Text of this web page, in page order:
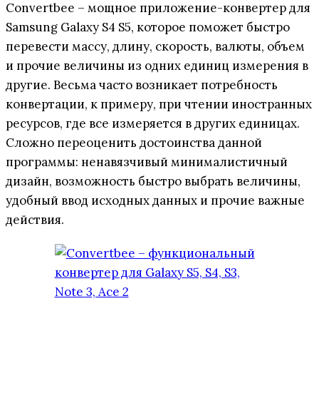
Convertbee – мощное приложение-конвертер для
Samsung Galaxy S4 S5, которое поможет быстро
перевести массу, длину, скорость, валюты, объем
и прочие величины из одних единиц измерения в
другие. Весьма часто возникает потребность
конвертации, к примеру, при чтении иностранных
ресурсов, где все измеряется в других единицах.
Сложно переоценить достоинства данной
программы: ненавязчивый минималистичный
дизайн, возможность быстро выбрать величины,
удобный ввод исходных данных и прочие важные
действия.